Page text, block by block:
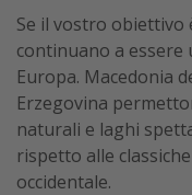
Se il vostro obiettivo
continuano a essere
Europa. Macedonia
Erzegovina
naturali e laghi
rispetto alle
occidentale.